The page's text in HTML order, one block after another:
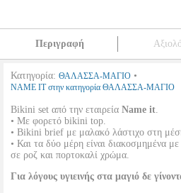
Περιγραφή
Κατηγορία: ΘΑΛΑΣΣΑ-ΜΑΓΙΟ •
NAME IT στην κατηγορία ΘΑΛΑΣΣΑ-ΜΑΓΙΟ
Bikini set από την εταιρεία Name it.
• Με φορετό bikini top.
• Bikini brief με μαλακό λάστιχο στη
• Και τα δύο μέρη είναι διακοσμημένα
σε ροζ και πορτοκαλί χρώμα.
Για λόγους υγιεινής στα μαγιό δε